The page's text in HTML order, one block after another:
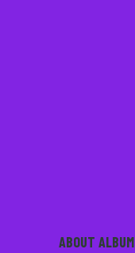
ABOUT ALBUM